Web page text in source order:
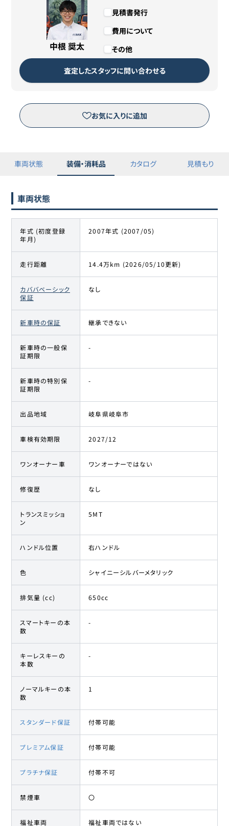
中根 奨太
見積書発行
費用について
その他
査定したスタッフに問い合わせる
お気に入りに追加
車両状態 装備・消耗品 カタログ 見積もり
車両状態
年式 (初度登録
年月)
2007年式 (2007/05)
走行距離 14.4万km (2026/05/10更新)
カババベーシック
保証
なし
新車時の保証 継承できない
新車時の一般保
証期限
-
新車時の特別保
証期限
-
出品地域 岐阜県岐阜市
車検有効期限 2027/12
ワンオーナー車 ワンオーナーではない
修復歴 なし
トランスミッショ
ン
5MT
ハンドル位置 右ハンドル
色 シャイニーシルバーメタリック
排気量 (cc) 650cc
スマートキーの本
数
-
キーレスキーの
本数
-
ノーマルキーの本
数
1
スタンダード保証 付帯可能
プレミアム保証 付帯可能
プラチナ保証 付帯不可
禁煙車 〇
福祉車両 福祉車両ではない